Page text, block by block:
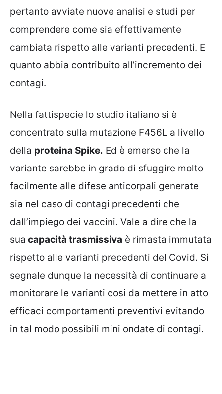
pertanto avviate nuove analisi e studi per
comprendere come sia effettivamente
cambiata rispetto alle varianti precedenti. E
quanto abbia contribuito all’incremento dei
contagi.
Nella fattispecie lo studio italiano si è
concentrato sulla mutazione F456L a livello
della proteina Spike. Ed è emerso che la
variante sarebbe in grado di sfuggire molto
facilmente alle difese anticorpali generate
sia nel caso di contagi precedenti che
dall’impiego dei vaccini. Vale a dire che la
sua capacità trasmissiva è rimasta immutata
rispetto alle varianti precedenti del Covid. Si
segnale dunque la necessità di continuare a
monitorare le varianti cosi da mettere in atto
efficaci comportamenti preventivi evitando
in tal modo possibili mini ondate di contagi.